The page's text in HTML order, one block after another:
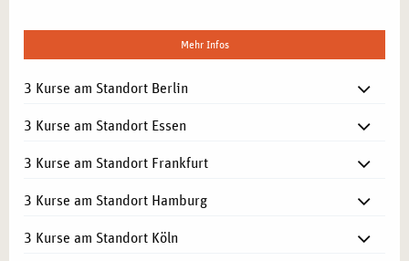
Mehr Infos
3 Kurse am Standort Berlin
3 Kurse am Standort Essen
3 Kurse am Standort Frankfurt
3 Kurse am Standort Hamburg
3 Kurse am Standort Köln